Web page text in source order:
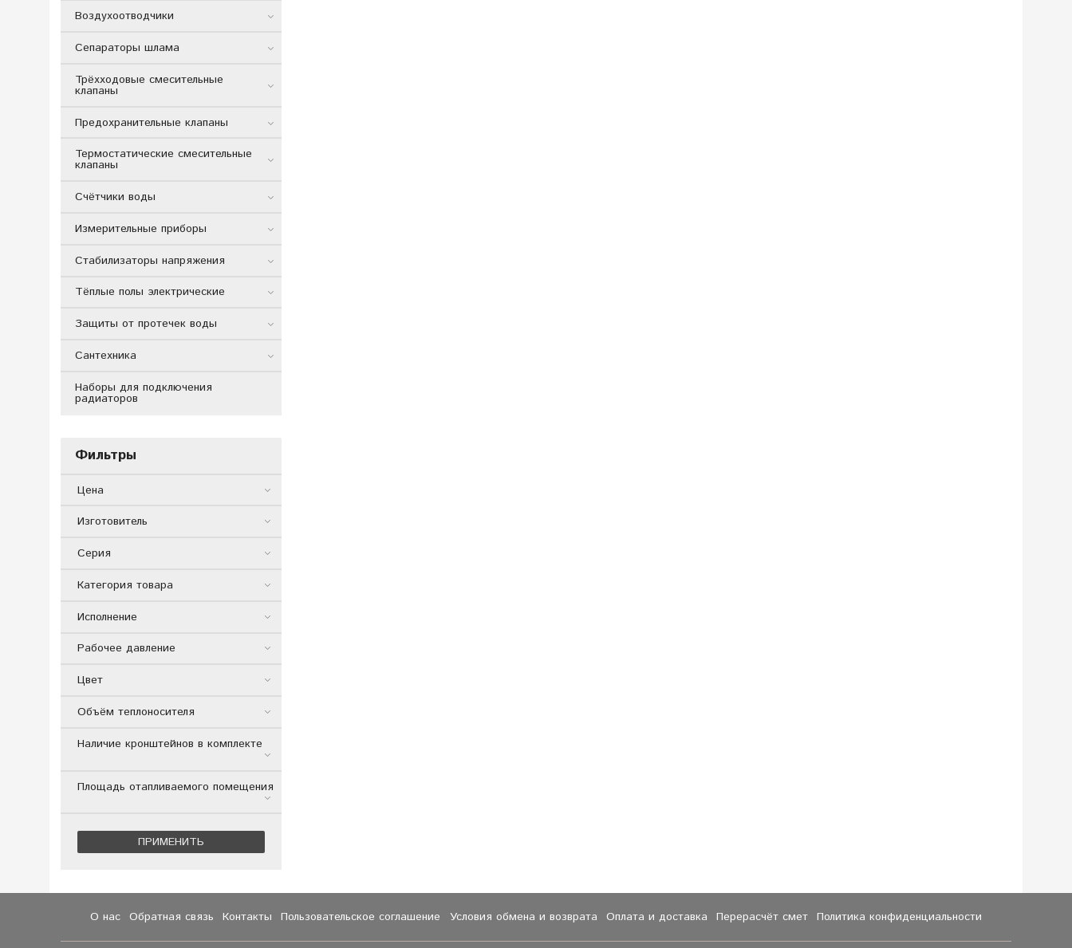
Воздухоотводчики
Сепараторы шлама
Трёхходовые смесительные
клапаны
Предохранительные клапаны
Термостатические смесительные
клапаны
Счётчики воды
Измерительные приборы
Стабилизаторы напряжения
Тёплые полы электрические
Защиты от протечек воды
Сантехника
Наборы для подключения
радиаторов
Фильтры
Цена
Изготовитель
Серия
Категория товара
Исполнение
Рабочее давление
Цвет
Объём теплоносителя
Наличие кронштейнов в комплекте
Площадь отапливаемого помещения
ПРИМЕНИТЬ
О нас Обратная связь Контакты Пользовательское соглашение Условия обмена и возврата Оплата и доставка Перерасчёт смет Политика конфиденциальности